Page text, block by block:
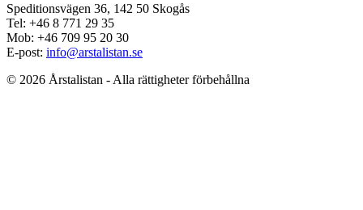
Speditionsvägen 36, 142 50 Skogås
Tel: +46 8 771 29 35
Mob: +46 709 95 20 30
E-post: info@arstalistan.se
© 2026 Årstalistan - Alla rättigheter förbehållna